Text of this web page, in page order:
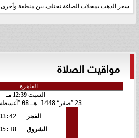
سعر الذهب بمحلات الصاغة تختلف بين منطقة وأخرى
مواقيت الصلاة
السبت 12:39 مـ
23
صفر 1448 هـ 08
الفجر
الشروق